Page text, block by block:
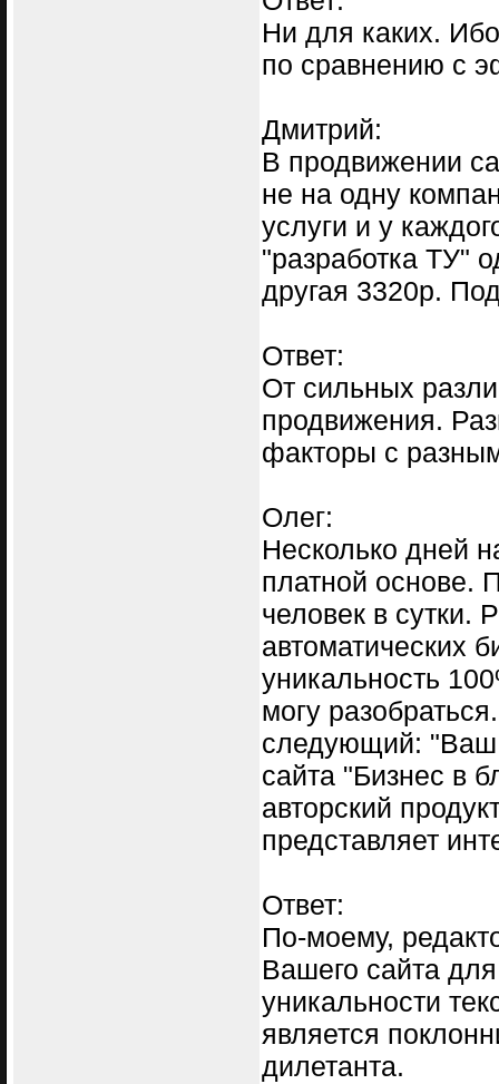
Ни для каких.
по сравнению с
Дмитрий:
В продвижении
не на одну
услуги и у
"разработка ТУ"
другая 3320р.
Ответ:
От сильных
продвижения.
факторы с
Олег:
Несколько дней
платной основе.
человек в
автоматических
уникальность
могу
следующий: "Ваш
сайта "Бизнес в
авторский
представляет
Ответ:
По-моему,
Вашего сайта
уникальности
является
дилетанта.